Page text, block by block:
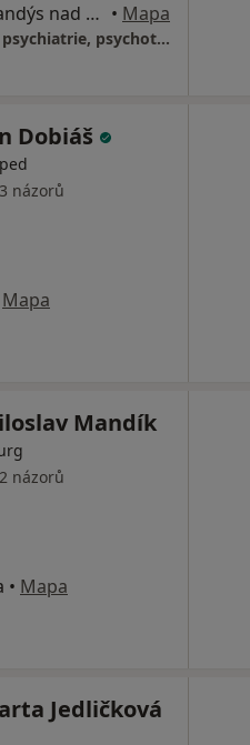
J.Wolkera 603, poliklinika, Brandýs nad Labem • Mapa
MUDr.Zdeněk Fűzék - Ordinace psychiatrie, psychoterapie a AT
Dobiáš
názorů
Mapa
Mandík
názorů
• Mapa
Jedličková